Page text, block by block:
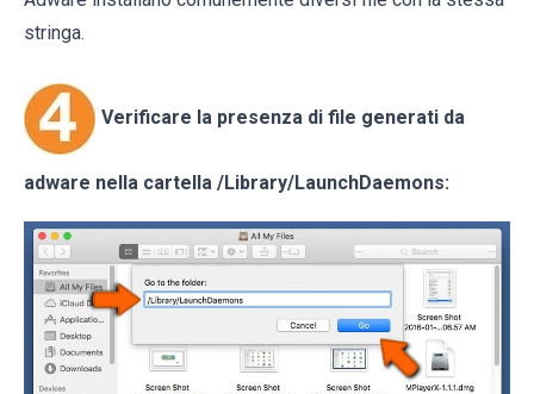
stringa.
Verificare la presenza di file generati da
adware nella cartella /Library/LaunchDaemons: